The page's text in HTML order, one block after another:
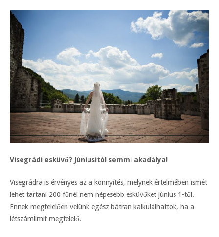
Visegrádi esküvő? Júniusitól semmi akadálya!
Visegrádra is érvényes az a könnyítés, melynek értelmében ismét
lehet tartani 200 főnél nem népesebb esküvőket június 1-től.
Ennek megfelelően velünk egész bátran kalkulálhattok, ha a
létszámlimit megfelelő.